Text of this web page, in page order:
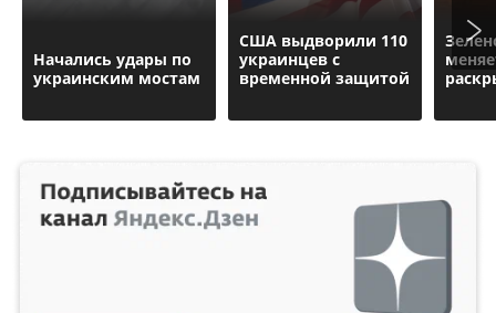
Начались удары по
украинским мостам
США выдворили 110
украинцев с
временной защитой